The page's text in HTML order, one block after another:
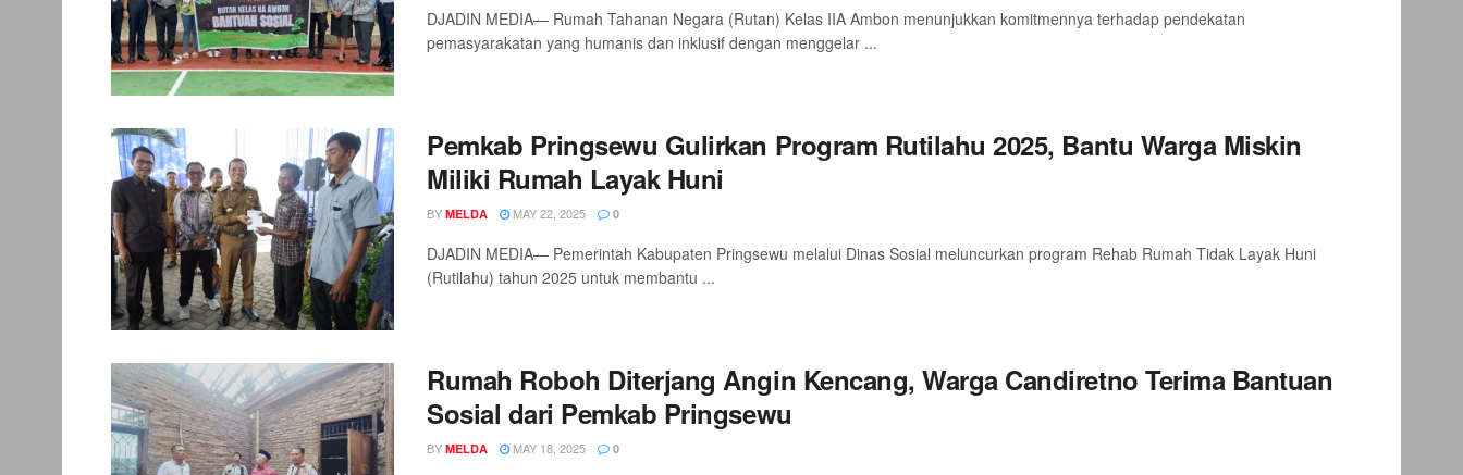
DJADIN MEDIA— Rumah Tahanan Negara (Rutan) Kelas IIA Ambon menunjukkan komitmennya terhadap pendekatan
pemasyarakatan yang humanis dan inklusif dengan menggelar ...
Pemkab Pringsewu Gulirkan Program Rutilahu 2025, Bantu Warga Miskin
Miliki Rumah Layak Huni
BY MELDA MAY 22, 2025 0
DJADIN MEDIA— Pemerintah Kabupaten Pringsewu melalui Dinas Sosial meluncurkan program Rehab Rumah Tidak Layak Huni
(Rutilahu) tahun 2025 untuk membantu ...
Rumah Roboh Diterjang Angin Kencang, Warga Candiretno Terima Bantuan
Sosial dari Pemkab Pringsewu
BY MELDA MAY 18, 2025 0